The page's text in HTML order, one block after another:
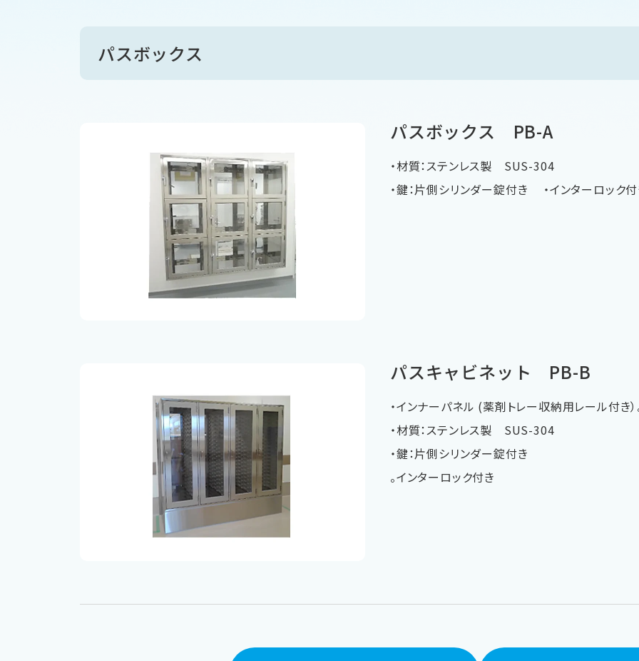
パスボックス
パスボックス PB-A
・材質：ステンレス製 SUS-304
・鍵：片側シリンダー錠付き ・インターロック
パスキャビネット PB-B
・インナーパネル (薬剤トレー収納用レール付き）
・材質：ステンレス製 SUS-304
・鍵：片側シリンダー錠付き
。インターロック付き